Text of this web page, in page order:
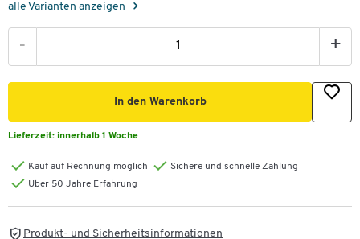
alle Varianten anzeigen
- +
In den Warenkorb
Lieferzeit: innerhalb 1 Woche
Kauf auf Rechnung möglich
Sichere und schnelle Zahlung
Über 50 Jahre Erfahrung
Produkt- und Sicherheitsinformationen